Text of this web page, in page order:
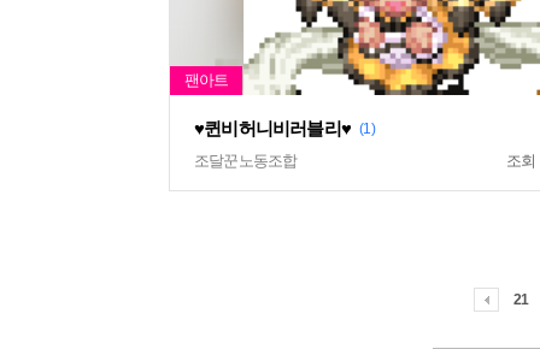
♥퀸비허니비러블리♥ (1)
조달꾼노동조합 조회
21